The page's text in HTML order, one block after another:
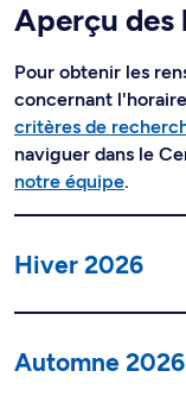
Aperçu des
Pour obtenir les
concernant
critères de
naviguer dans le
notre équipe.
Hiver 2026
Automne 2026